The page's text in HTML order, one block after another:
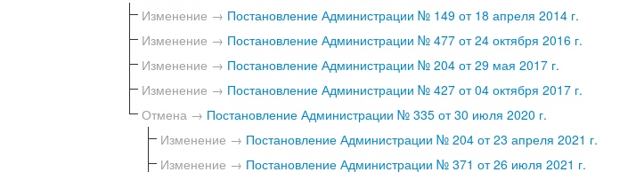
Изменение → Постановление Администрации № 149 от 18 апреля 2014 г.
Изменение → Постановление Администрации № 477 от 24 октября 2016 г.
Изменение → Постановление Администрации № 204 от 29 мая 2017 г.
Изменение → Постановление Администрации № 427 от 04 октября 2017 г.
Отмена → Постановление Администрации № 335 от 30 июля 2020 г.
Изменение → Постановление Администрации № 204 от 23 апреля 2021 г.
Изменение → Постановление Администрации № 371 от 26 июля 2021 г.